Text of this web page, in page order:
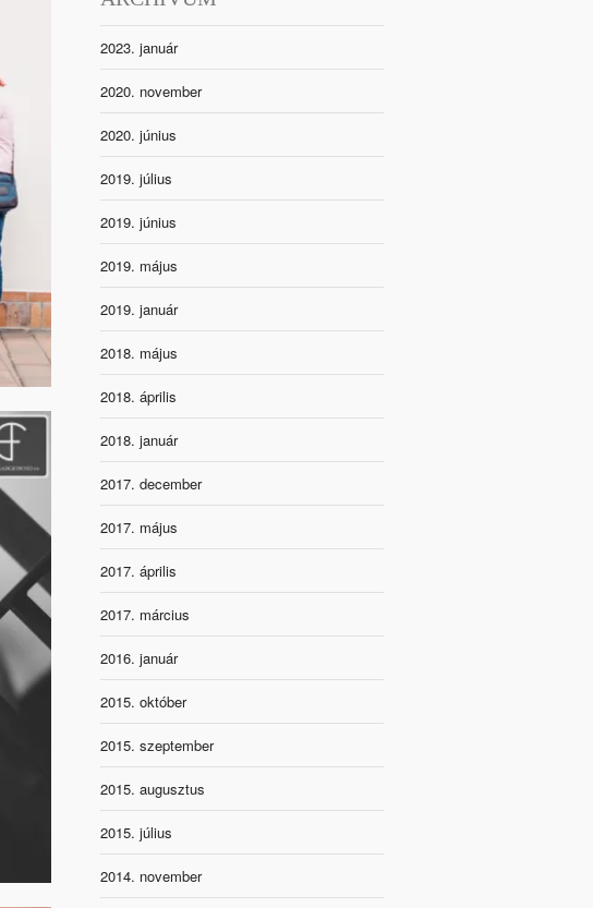
2023. január
2020. november
2020. június
2019. július
2019. június
2019. május
2019. január
2018. május
2018. április
2018. január
2017. december
2017. május
2017. április
2017. március
2016. január
2015. október
2015. szeptember
2015. augusztus
2015. július
2014. november